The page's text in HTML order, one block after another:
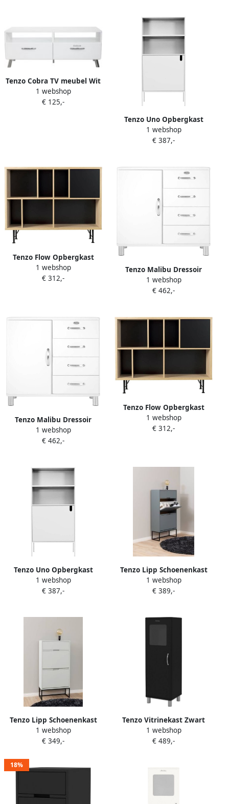
Tenzo Cobra TV meubel Wit
Outlet
1 webshop
€ 125,-
Tenzo Uno Opbergkast
1 webshop
€ 387,-
Tenzo Flow Opbergkast
1 webshop
€ 312,-
Tenzo Malibu Dressoir
1 webshop
€ 462,-
Tenzo Malibu Dressoir
1 webshop
€ 462,-
Tenzo Flow Opbergkast
1 webshop
€ 312,-
Tenzo Uno Opbergkast
1 webshop
€ 387,-
Tenzo Lipp Schoenenkast
2362 Misty Green
1 webshop
€ 389,-
Tenzo Lipp Schoenenkast
2362 Cotton White
1 webshop
€ 349,-
Tenzo Vitrinekast Zwart
50cm Retro
1 webshop
€ 489,-
18%